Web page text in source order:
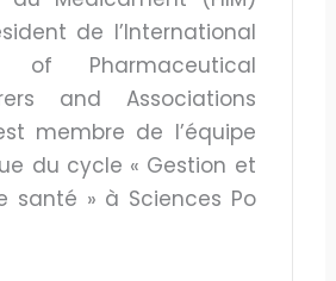
de l’International
of Pharmaceutical
and Associations
membre de l’équipe
du cycle « Gestion et
santé » à Sciences Po